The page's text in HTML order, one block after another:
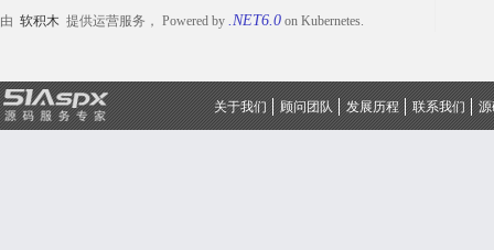
由 软积木 提供运营服务， Powered by .NET6.0 on Kubernetes.
关于我们 顾问团队 发展历程 联系我们